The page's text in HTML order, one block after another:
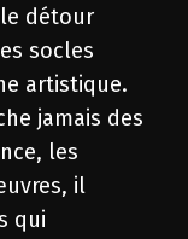
détour
socles
artistique.
jamais des
les
il
qui